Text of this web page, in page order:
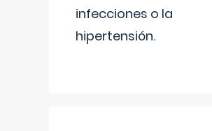
infecciones o la
hipertensión.